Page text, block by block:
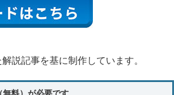
説記事を基に制作しています。